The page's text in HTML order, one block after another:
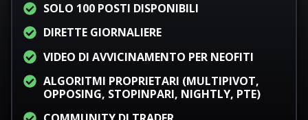
SOLO 100 POSTI DISPONIBILI
DIRETTE GIORNALIERE
VIDEO DI AVVICINAMENTO PER NEOFITI
ALGORITMI PROPRIETARI (MULTIPIVOT,
OPPOSING, STOPINPARI, NIGHTLY, PTE)